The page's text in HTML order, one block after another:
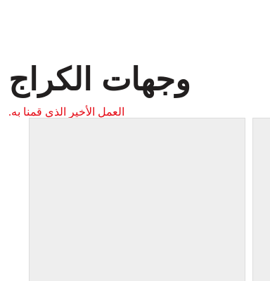
وجهات الكراج
العمل الأخير الذي قمنا به.